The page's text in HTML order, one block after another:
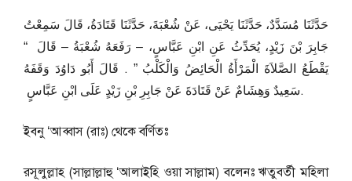
حَدَّثَنَا مُسَدَّدٌ، حَدَّثَنَا يَحْيَى، عَنْ شُعْبَةَ، حَدَّثَنَا قَتَادَةُ، قَالَ سَمِعْتُ
جَابِرَ بْنَ زَيْدٍ، يُحَدِّثُ عَنِ ابْنِ عَبَّاسٍ، – رَفَعَهُ شُعْبَةُ – قَالَ ‏ “‏
يَقْطَعُ الصَّلاَةَ الْمَرْأَةُ الْحَائِضُ وَالْكَلْبُ ‏”‏ ‏.‏ قَالَ أَبُو دَاوُدَ وَقَفَهُ
سَعِيدٌ وَهِشَامٌ عَنْ قَتَادَةَ عَنْ جَابِرِ بْنِ زَيْدٍ عَلَى ابْنِ عَبَّاسٍ ‏.
ইবনু ‘আব্বাস (রাঃ) থেকে বর্ণিতঃ
রসূলুল্লাহ (সাল্লাল্লাহু ‘আলাইহি ওয়া সাল্লাম) বলেনঃ ঋতুবর্তী মহিলা